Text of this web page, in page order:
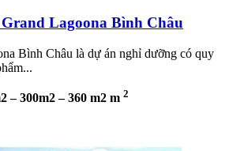
Lagoona Bình Châu
Bình Châu là dự án nghỉ dưỡng có quy
– 300m2 – 360 m2 m 2